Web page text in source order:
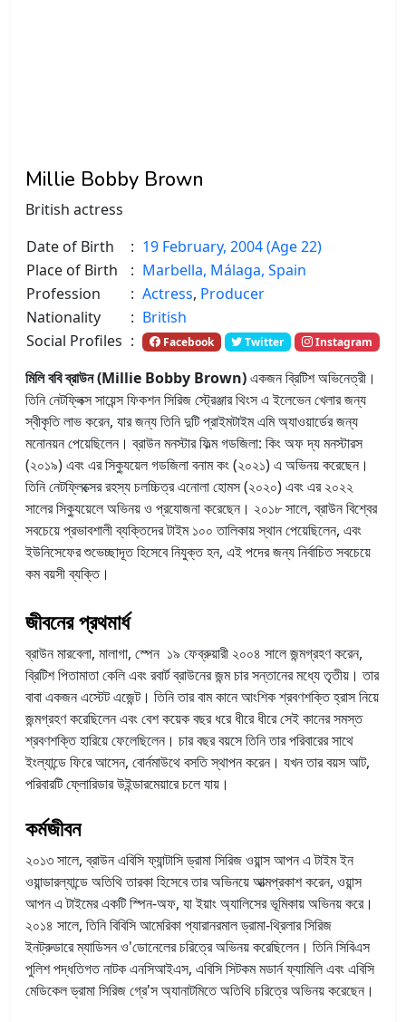
Millie Bobby Brown
British actress
Date of Birth
: 19 February, 2004 (Age 22)
Place of Birth
: Marbella, Málaga, Spain
Profession
: Actress, Producer
Nationality
: British
Social Profiles : Facebook Twitter Instagram
মিলি ববি ব্রাউন (Millie Bobby Brown)একজন ব্রিটিশ অভিনেত্রী।
তিনি নেটফ্লিক্স সায়েন্স ফিকশন সিরিজ স্ট্রেঞ্জার থিংস এ ইলেভেন খেলার জন্য
স্বীকৃতি লাভ করেন, যার জন্য তিনি দুটি প্রাইমটাইম এমি অ্যাওয়ার্ডের জন্য
মনোনয়ন পেয়েছিলেন। ব্রাউন মনস্টার ফিল্ম গডজিলা: কিং অফ দ্য মনস্টারস
(২০১৯) এবং এর সিক্যুয়েল গডজিলা বনাম কং (২০২১) এ অভিনয় করেছেন।
তিনি নেটফ্লিক্সের রহস্য চলচ্চিত্র এনোলা হোমস (২০২০) এবং এর ২০২২
সালের সিক্যুয়েলে অভিনয় ও প্রযোজনা করেছেন। ২০১৮ সালে, ব্রাউন বিশ্বের
সবচেয়ে প্রভাবশালী ব্যক্তিদের টাইম ১০০ তালিকায় স্থান পেয়েছিলেন, এবং
ইউনিসেফের শুভেচ্ছাদূত হিসেবে নিযুক্ত হন, এই পদের জন্য নির্বাচিত সবচেয়ে
কম বয়সী ব্যক্তি।
জীবনের প্রথমার্ধ
ব্রাউন মারবেলা, মালাগা, স্পেন ১৯ ফেব্রুয়ারী ২০০৪ সালে জন্মগ্রহণ করেন,
ব্রিটিশ পিতামাতা কেলি এবং রবার্ট ব্রাউনের জন্ম চার সন্তানের মধ্যে তৃতীয়। তার
বাবা একজন এস্টেট এজেন্ট। তিনি তার বাম কানে আংশিক শ্রবণশক্তি হ্রাস নিয়ে
জন্মগ্রহণ করেছিলেন এবং বেশ কয়েক বছর ধরে ধীরে ধীরে সেই কানের সমস্ত
শ্রবণশক্তি হারিয়ে ফেলেছিলেন। চার বছর বয়সে তিনি তার পরিবারের সাথে
ইংল্যান্ডে ফিরে আসেন, বোর্নমাউথে বসতি স্থাপন করেন। যখন তার বয়স আট,
পরিবারটি ফ্লোরিডার উইন্ডারমেয়ারে চলে যায়।
কর্মজীবন
২০১৩ সালে, ব্রাউন এবিসি ফ্যান্টাসি ড্রামা সিরিজ ওয়ান্স আপন এ টাইম ইন
ওয়ান্ডারল্যান্ডে অতিথি তারকা হিসেবে তার অভিনয়ে আত্মপ্রকাশ করেন, ওয়ান্স
আপন এ টাইমের একটি স্পিন-অফ, যা ইয়াং অ্যালিসের ভূমিকায় অভিনয় করে।
২০১৪ সালে, তিনি বিবিসি আমেরিকা প্যারানরমাল ড্রামা-থ্রিলার সিরিজ
ইনট্রুডারে ম্যাডিসন ও'ডোনেলের চরিত্রে অভিনয় করেছিলেন। তিনি সিবিএস
পুলিশ পদ্ধতিগত নাটক এনসিআইএস, এবিসি সিটকম মডার্ন ফ্যামিলি এবং এবিসি
মেডিকেল ড্রামা সিরিজ গ্রে'স অ্যানাটমিতে অতিথি চরিত্রে অভিনয় করেছেন।